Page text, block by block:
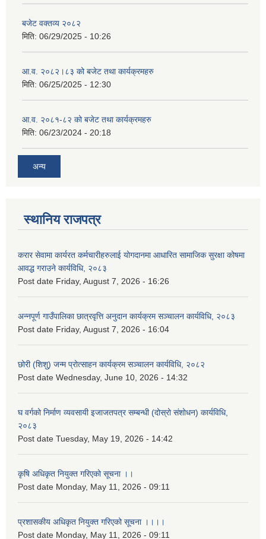
बजेट वक्तव्य २०८२
मिति: 06/29/2025 - 10:26
आ.व. २०८२।८३ को बजेट तथा कार्यक्रमहरु
मिति: 06/25/2025 - 12:30
आ.व. २०८१-८२ को बजेट तथा कार्यक्रमहरु
मिति: 06/23/2024 - 20:18
अन्य
स्थानिय राजपत्र
करार सेवामा कार्यरत कर्मचारीहरुलाई योगदानमा आधारित सामाजिक सुरक्षा कोषमा
आवद्ध गराउने कार्यविधि, २०८३
Post date Friday, August 7, 2026 - 16:26
अन्नपूर्ण गाउँपालिका छात्रवृत्ति अनुदान कार्यक्रम सञ्चालन कार्यविधि, २०८३
Post date Friday, August 7, 2026 - 16:04
छोरी (शिशु) जन्म प्रोत्साहन कार्यक्रम सञ्चालन कार्यविधि, २०८२
Post date Wednesday, June 10, 2026 - 14:32
घ वर्गको निर्माण व्यवसायी इजाजतपत्र सम्बन्धी (दोस्रो संशोधन) कार्यविधि,
२०८३
Post date Tuesday, May 19, 2026 - 14:42
कृषि अधिकृत नियुक्त गरिएको सूचना ।।
Post date Monday, May 11, 2026 - 09:11
प्रशासकीय अधिकृत नियुक्त गरिएको सूचना ।।।।
Post date Monday, May 11, 2026 - 09:11